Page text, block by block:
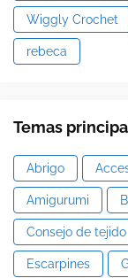
Wiggly Crochet
rebeca
Temas
Abrigo
Amigurumi
Consejo de tejido
Escarpines